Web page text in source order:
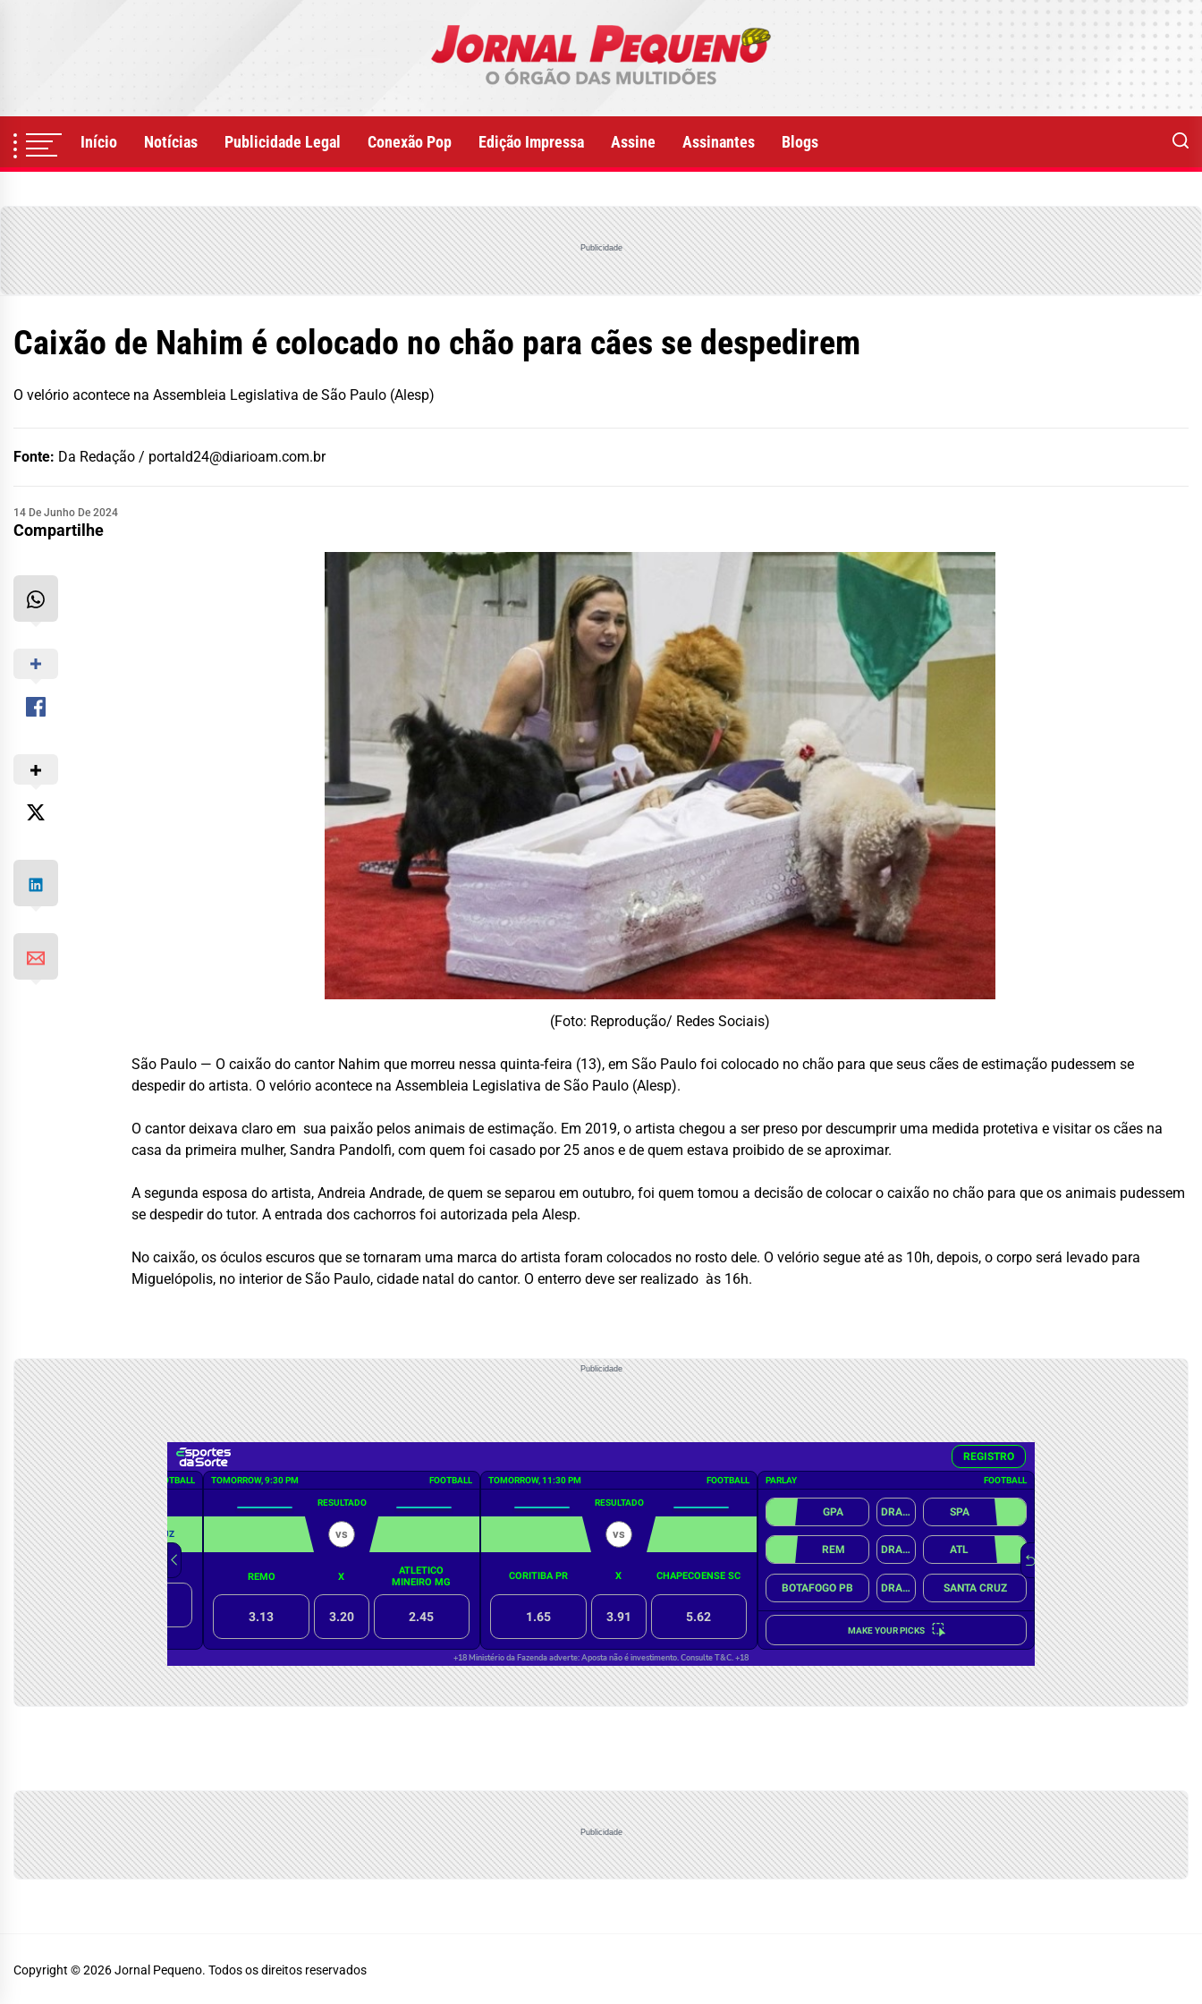
Início Notícias Publicidade Legal Conexão Pop Edição Impressa Assine Assinantes Blogs
Publicidade
Caixão de Nahim é colocado no chão para cães se despedirem
O velório acontece na Assembleia Legislativa de São Paulo (Alesp)
Fonte: Da Redação / portald24@diarioam.com.br
14 De Junho De 2024
Compartilhe
(Foto: Reprodução/ Redes Sociais)
São Paulo — O caixão do cantor Nahim que morreu nessa quinta-feira (13), em São Paulo foi colocado no chão para que seus cães de estimação pudessem se
despedir do artista. O velório acontece na Assembleia Legislativa de São Paulo (Alesp).
O cantor deixava claro em sua paixão pelos animais de estimação. Em 2019, o artista chegou a ser preso por descumprir uma medida protetiva e visitar os cães na
casa da primeira mulher, Sandra Pandolfi, com quem foi casado por 25 anos e de quem estava proibido de se aproximar.
A segunda esposa do artista, Andreia Andrade, de quem se separou em outubro, foi quem tomou a decisão de colocar o caixão no chão para que os animais pudessem
se despedir do tutor. A entrada dos cachorros foi autorizada pela Alesp.
No caixão, os óculos escuros que se tornaram uma marca do artista foram colocados no rosto dele. O velório segue até as 10h, depois, o corpo será levado para
Miguelópolis, no interior de São Paulo, cidade natal do cantor. O enterro deve ser realizado às 16h.
Publicidade
Publicidade
Copyright © 2026Jornal Pequeno. Todos os direitos reservados